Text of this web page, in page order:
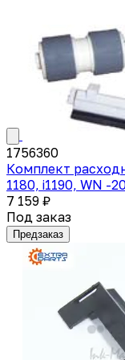
1756360
Комплект
1180, i1190, WN -
7 159 ₽
Под заказ
Предзаказ